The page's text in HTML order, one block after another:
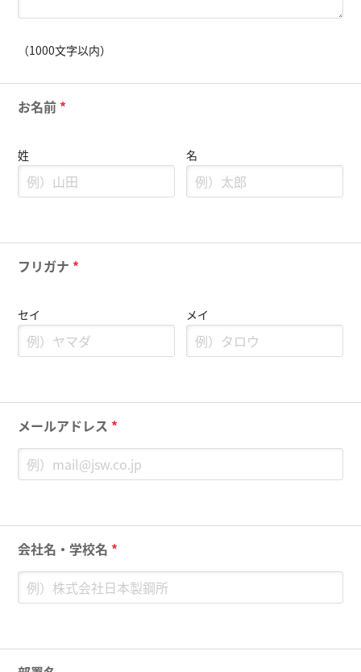
（1000文字以内）
お名前 *
姓 名
フリガナ *
セイ メイ
メールアドレス *
会社名・学校名 *